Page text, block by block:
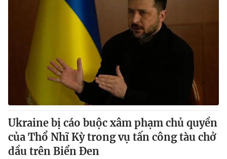
Thế giới đó đây
Câu chuyện quốc tế
Kinh tế
Tài chính
Thị trường
Góc doanh nghiệp
Dữ liệu và đời sống
Truyền hình
Phim VTV
Giải trí
Ukraine bị cáo buộc xâm phạm chủ quyền
của Thổ Nhĩ Kỳ trong vụ tấn công tàu chở
dầu trên Biển Đen